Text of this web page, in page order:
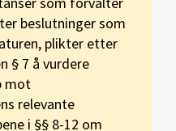
beslutninger som
plikter etter
§ 7 å vurdere
mot
relevante
i §§ 8-12 om